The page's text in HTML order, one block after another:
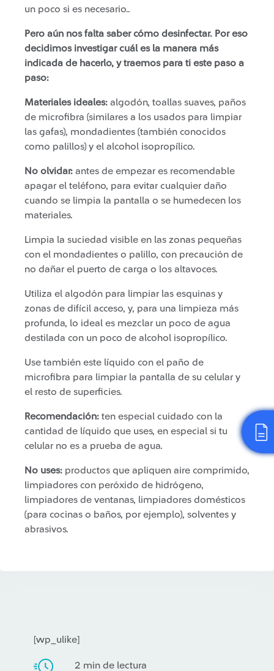
un poco si es necesario..
Pero aún nos falta saber cómo desinfectar. Por eso
decidimos investigar cuál es la manera más
indicada de hacerlo, y traemos para ti este paso a
paso:
Materiales ideales: algodón, toallas suaves, paños
de microfibra (similares a los usados para limpiar
las gafas), mondadientes (también conocidos
como palillos) y el alcohol isopropílico.
No olvidar: antes de empezar es recomendable
apagar el teléfono, para evitar cualquier daño
cuando se limpia la pantalla o se humedecen los
materiales.
Limpia la suciedad visible en las zonas pequeñas
con el mondadientes o palillo, con precaución de
no dañar el puerto de carga o los altavoces.
Utiliza el algodón para limpiar las esquinas y
zonas de difícil acceso, y, para una limpieza más
profunda, lo ideal es mezclar un poco de agua
destilada con un poco de alcohol isopropílico.
Use también este líquido con el paño de
microfibra para limpiar la pantalla de su celular y
el resto de superficies.
Recomendación: ten especial cuidado con la
cantidad de líquido que uses, en especial si tu
celular no es a prueba de agua.
No uses: productos que apliquen aire comprimido,
limpiadores con peróxido de hidrógeno,
limpiadores de ventanas, limpiadores domésticos
(para cocinas o baños, por ejemplo), solventes y
abrasivos.
[wp_ulike]
2 min de lectura